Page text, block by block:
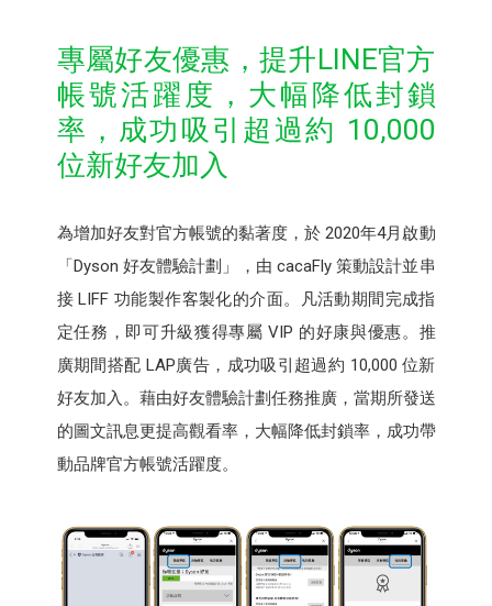
專屬好友優惠，提升LINE官方
帳號活躍度，大幅降低封鎖
率，成功吸引超過約 10,000
位新好友加入
為增加好友對官方帳號的黏著度，於 2020年4月啟動
「Dyson 好友體驗計劃」，由 cacaFly 策動設計並串
接 LIFF 功能製作客製化的介面。凡活動期間完成指
定任務，即可升級獲得專屬 VIP 的好康與優惠。推
廣期間搭配 LAP廣告，成功吸引超過約 10,000 位新
好友加入。藉由好友體驗計劃任務推廣，當期所發送
的圖文訊息更提高觀看率，大幅降低封鎖率，成功帶
動品牌官方帳號活躍度。